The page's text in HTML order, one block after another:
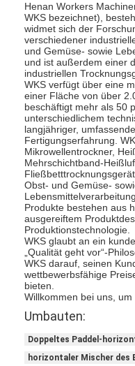
Henan Workers
WKS bezeichnet),
widmet sich der
verschiedener
und Gemüse- sowie
und ist außerdem einer
industriellen
WKS verfügt über eine
einer Fläche von über
beschäftigt mehr als 50
unterschiedlichem
langjähriger,
Fertigungserfahrung.
Mikrowellentrockner,
Mehrschichtband-
Obst- und Gemüse-
Produkte bestehen aus
ausgereiftem
Produktionstechnologie.
WKS glaubt an ein
„Qualität geht vor“-
WKS darauf, seinen
wettbewerbsfähige
bieten.
Willkommen bei uns,
Umbauten:
Doppeltes Paddel-
horizontaler Mischer des